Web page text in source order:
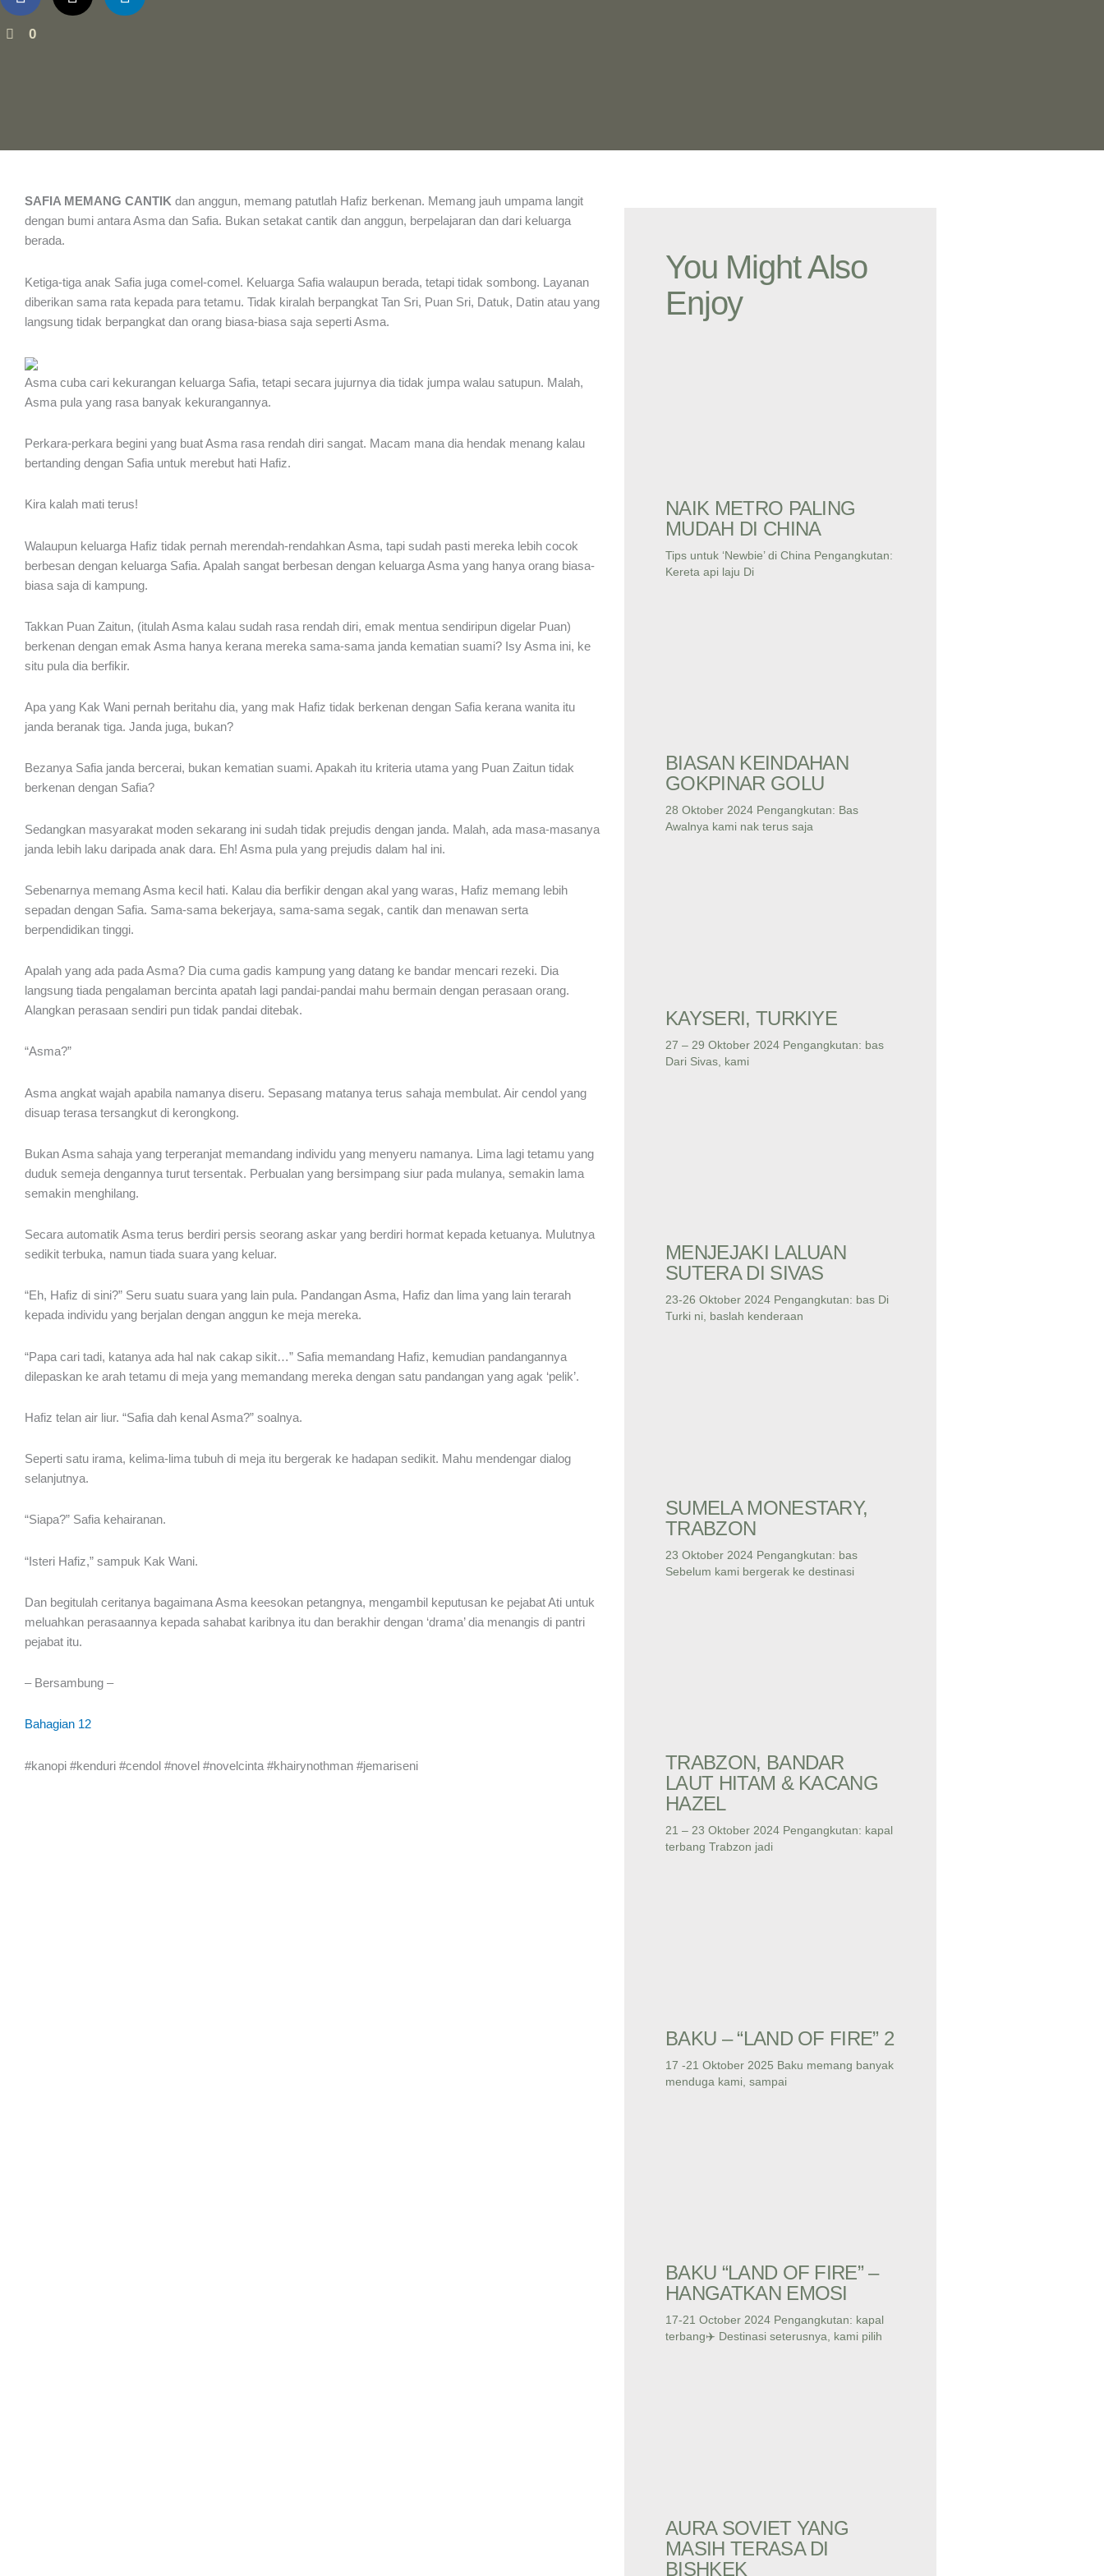
0
SAFIA MEMANG CANTIK dan anggun, memang patutlah Hafiz berkenan. Memang jauh umpama langit
dengan bumi antara Asma dan Safia. Bukan setakat cantik dan anggun, berpelajaran dan dari keluarga
berada.
Ketiga-tiga anak Safia juga comel-comel. Keluarga Safia walaupun berada, tetapi tidak sombong. Layanan
diberikan sama rata kepada para tetamu. Tidak kiralah berpangkat Tan Sri, Puan Sri, Datuk, Datin atau yang
langsung tidak berpangkat dan orang biasa-biasa saja seperti Asma.
Asma cuba cari kekurangan keluarga Safia, tetapi secara jujurnya dia tidak jumpa walau satupun. Malah,
Asma pula yang rasa banyak kekurangannya.
Perkara-perkara begini yang buat Asma rasa rendah diri sangat. Macam mana dia hendak menang kalau
bertanding dengan Safia untuk merebut hati Hafiz.
Kira kalah mati terus!
Walaupun keluarga Hafiz tidak pernah merendah-rendahkan Asma, tapi sudah pasti mereka lebih cocok
berbesan dengan keluarga Safia. Apalah sangat berbesan dengan keluarga Asma yang hanya orang biasa-
biasa saja di kampung.
Takkan Puan Zaitun, (itulah Asma kalau sudah rasa rendah diri, emak mentua sendiripun digelar Puan)
berkenan dengan emak Asma hanya kerana mereka sama-sama janda kematian suami? Isy Asma ini, ke
situ pula dia berfikir.
Apa yang Kak Wani pernah beritahu dia, yang mak Hafiz tidak berkenan dengan Safia kerana wanita itu
janda beranak tiga. Janda juga, bukan?
Bezanya Safia janda bercerai, bukan kematian suami. Apakah itu kriteria utama yang Puan Zaitun tidak
berkenan dengan Safia?
Sedangkan masyarakat moden sekarang ini sudah tidak prejudis dengan janda. Malah, ada masa-masanya
janda lebih laku daripada anak dara. Eh! Asma pula yang prejudis dalam hal ini.
Sebenarnya memang Asma kecil hati. Kalau dia berfikir dengan akal yang waras, Hafiz memang lebih
sepadan dengan Safia. Sama-sama bekerjaya, sama-sama segak, cantik dan menawan serta
berpendidikan tinggi.
Apalah yang ada pada Asma? Dia cuma gadis kampung yang datang ke bandar mencari rezeki. Dia
langsung tiada pengalaman bercinta apatah lagi pandai-pandai mahu bermain dengan perasaan orang.
Alangkan perasaan sendiri pun tidak pandai ditebak.
“Asma?”
Asma angkat wajah apabila namanya diseru. Sepasang matanya terus sahaja membulat. Air cendol yang
disuap terasa tersangkut di kerongkong.
Bukan Asma sahaja yang terperanjat memandang individu yang menyeru namanya. Lima lagi tetamu yang
duduk semeja dengannya turut tersentak. Perbualan yang bersimpang siur pada mulanya, semakin lama
semakin menghilang.
Secara automatik Asma terus berdiri persis seorang askar yang berdiri hormat kepada ketuanya. Mulutnya
sedikit terbuka, namun tiada suara yang keluar.
“Eh, Hafiz di sini?” Seru suatu suara yang lain pula. Pandangan Asma, Hafiz dan lima yang lain terarah
kepada individu yang berjalan dengan anggun ke meja mereka.
“Papa cari tadi, katanya ada hal nak cakap sikit…” Safia memandang Hafiz, kemudian pandangannya
dilepaskan ke arah tetamu di meja yang memandang mereka dengan satu pandangan yang agak ‘pelik’.
Hafiz telan air liur. “Safia dah kenal Asma?” soalnya.
Seperti satu irama, kelima-lima tubuh di meja itu bergerak ke hadapan sedikit. Mahu mendengar dialog
selanjutnya.
“Siapa?” Safia kehairanan.
“Isteri Hafiz,” sampuk Kak Wani.
Dan begitulah ceritanya bagaimana Asma keesokan petangnya, mengambil keputusan ke pejabat Ati untuk
meluahkan perasaannya kepada sahabat karibnya itu dan berakhir dengan ‘drama’ dia menangis di pantri
pejabat itu.
– Bersambung –
Bahagian 12
#kanopi #kenduri #cendol #novel #novelcinta #khairynothman #jemariseni
You Might Also
Enjoy
NAIK METRO PALING
MUDAH DI CHINA
Tips untuk ‘Newbie’ di China Pengangkutan:
Kereta api laju Di
BIASAN KEINDAHAN
GOKPINAR GOLU
28 Oktober 2024 Pengangkutan: Bas
Awalnya kami nak terus saja
KAYSERI, TURKIYE
27 – 29 Oktober 2024 Pengangkutan: bas
Dari Sivas, kami
MENJEJAKI LALUAN
SUTERA DI SIVAS
23-26 Oktober 2024 Pengangkutan: bas Di
Turki ni, baslah kenderaan
SUMELA MONESTARY,
TRABZON
23 Oktober 2024 Pengangkutan: bas
Sebelum kami bergerak ke destinasi
TRABZON, BANDAR
LAUT HITAM & KACANG
HAZEL
21 – 23 Oktober 2024 Pengangkutan: kapal
terbang Trabzon jadi
BAKU – “LAND OF FIRE” 2
17 -21 Oktober 2025 Baku memang banyak
menduga kami, sampai
BAKU “LAND OF FIRE” –
HANGATKAN EMOSI
17-21 October 2024 Pengangkutan: kapal
terbang✈️ Destinasi seterusnya, kami pilih
AURA SOVIET YANG
MASIH TERASA DI
BISHKEK